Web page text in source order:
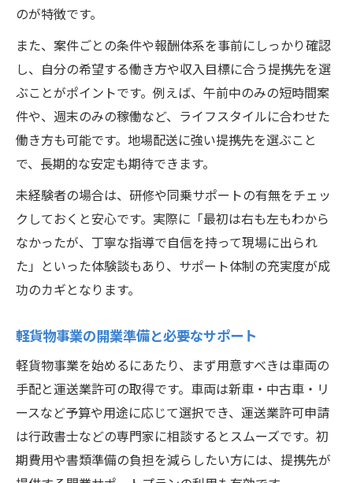
のが特徴です。
また、案件ごとの条件や報酬体系を事前にしっかり確認
し、自分の希望する働き方や収入目標に合う提携先を選
ぶことがポイントです。例えば、午前中のみの短時間案
件や、週末のみの稼働など、ライフスタイルに合わせた
働き方も可能です。地場配送に強い提携先を選ぶこと
で、長期的な安定も期待できます。
未経験者の場合は、研修や同乗サポートの有無をチェッ
クしておくと安心です。実際に「最初は右も左もわから
なかったが、丁寧な指導で自信を持って現場に出られ
た」といった体験談もあり、サポート体制の充実度が成
功のカギとなります。
軽貨物事業の開業準備と必要なサポート
軽貨物事業を始めるにあたり、まず用意すべきは車両の
手配と運送業許可の取得です。車両は新車・中古車・リ
ースなど予算や用途に応じて選択でき、運送業許可申請
は行政書士などの専門家に相談するとスムーズです。初
期費用や書類準備の負担を減らしたい方には、提携先が